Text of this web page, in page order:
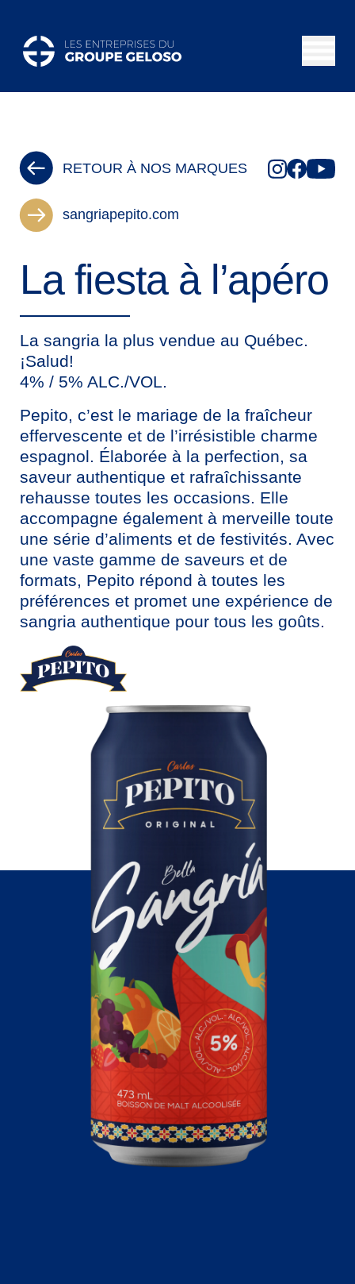
RETOUR À NOS MARQUES
sangriapepito.com
La fiesta à l’apéro
La sangria la plus vendue au Québec.
¡Salud!
4% / 5% ALC./VOL.
Pepito, c’est le mariage de la fraîcheur
effervescente et de l’irrésistible charme
espagnol. Élaborée à la perfection, sa
saveur authentique et rafraîchissante
rehausse toutes les occasions. Elle
accompagne également à merveille toute
une série d’aliments et de festivités. Avec
une vaste gamme de saveurs et de
formats, Pepito répond à toutes les
préférences et promet une expérience de
sangria authentique pour tous les goûts.